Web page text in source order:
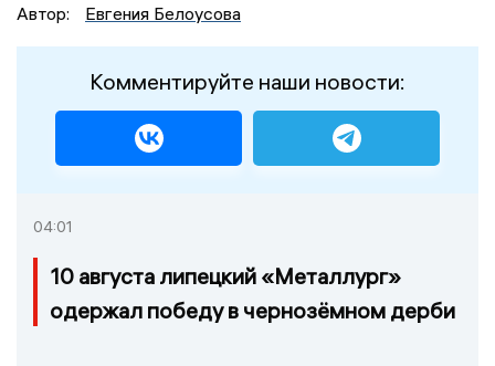
Автор:
Евгения Белоусова
Комментируйте наши новости:
04:01
10 августа липецкий «Металлург»
одержал победу в чернозёмном дерби